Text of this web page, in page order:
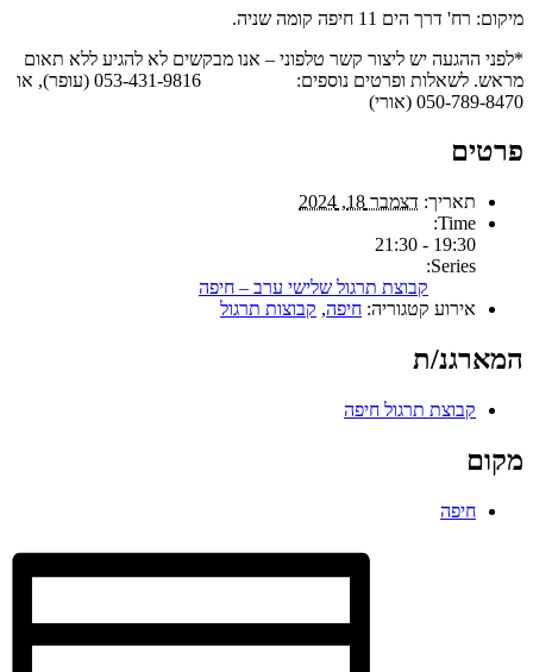
מיקום: רח' דרך הים 11 חיפה קומה שניה.
*לפני ההגעה יש ליצור קשר טלפוני – אנו מבקשים לא להגיע ללא תאום
מראש. לשאלות ופרטים נוספים: 053-431-9816 (עופר), או
050-789-8470 (אורי)
פרטים
תאריך: דצמבר 18, 2024
Time:
19:30 - 21:30
Series:
קבוצת תרגול שלישי ערב – חיפה
אירוע קטגוריה: חיפה, קבוצות תרגול
המארגנ/ת
קבוצת תרגול חיפה
מקום
חיפה